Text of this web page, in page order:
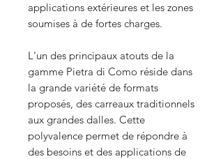
applications extérieures et les zones
soumises à de fortes charges.
L'un des principaux atouts de la
gamme Pietra di Como réside dans
la grande variété de formats
proposés, des carreaux traditionnels
aux grandes dalles. Cette
polyvalence permet de répondre à
des besoins et des applications de